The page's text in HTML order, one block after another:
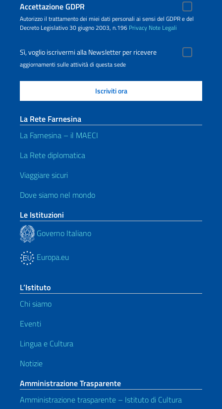
Accettazione GDPR
Autorizzo il trattamento dei miei dati personali ai sensi del GDPR e del
Decreto Legislativo 30 giugno 2003, n.196 Privacy Note Legali
Sì, voglio iscrivermi alla Newsletter per ricevere
aggiornamenti sulle attività di questa sede
La Rete Farnesina
La Farnesina – il MAECI
La Rete diplomatica
Viaggiare sicuri
Dove siamo nel mondo
Le Istituzioni
Governo Italiano
Europa.eu
L’Istituto
Chi siamo
Eventi
Lingua e Cultura
Notizie
Amministrazione Trasparente
Amministrazione trasparente – Istituto di Cultura